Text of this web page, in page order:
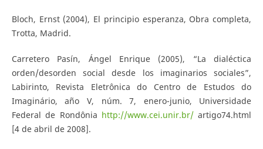
Bloch, Ernst (2004), El principio esperanza, Obra completa,
Trotta, Madrid.
Carretero Pasín, Ángel Enrique (2005), “La dialéctica
orden/desorden social desde los imaginarios sociales”,
Labirinto, Revista Eletrônica do Centro de Estudos do
Imaginário, año V, núm. 7, enero-junio, Universidade
Federal de Rondônia http://www.cei.unir.br/artigo74.html
[4 de abril de 2008].